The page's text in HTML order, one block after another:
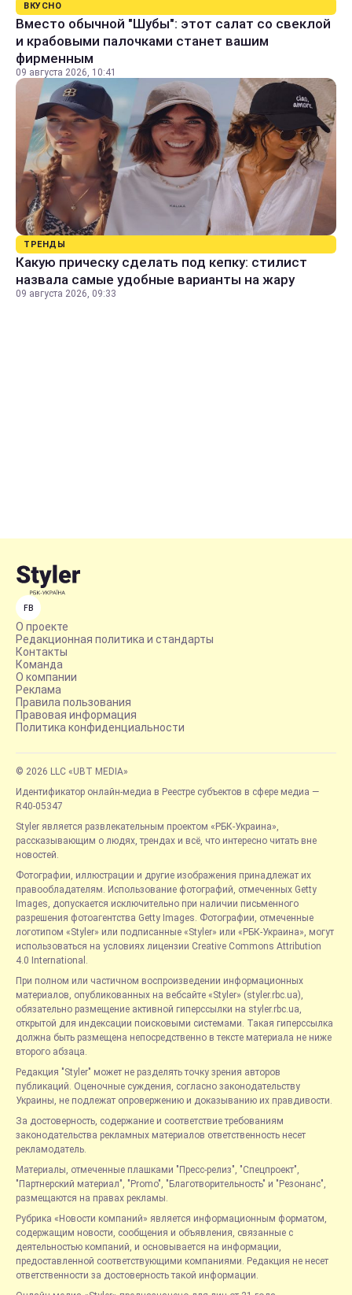
ВКУСНО
Вместо обычной "Шубы": этот салат со свеклой
и крабовыми палочками станет вашим
фирменным
09 августа 2026, 10:41
ТРЕНДЫ
Какую прическу сделать под кепку: стилист
назвала самые удобные варианты на жару
09 августа 2026, 09:33
FB
О проекте
Редакционная политика и стандарты
Контакты
Команда
О компании
Реклама
Правила пользования
Правовая информация
Политика конфиденциальности
© 2026 LLC «UBT MEDIA»
Идентификатор онлайн-медиа в Реестре субъектов в сфере медиа —
R40-05347
Styler является развлекательным проектом «РБК-Украина»,
рассказывающим о людях, трендах и всё, что интересно читать вне
новостей.
Фотографии, иллюстрации и другие изображения принадлежат их
правообладателям. Использование фотографий, отмеченных Getty
Images, допускается исключительно при наличии письменного
разрешения фотоагентства Getty Images. Фотографии, отмеченные
логотипом «Styler» или подписанные «Styler» или «РБК-Украина», могут
использоваться на условиях лицензии Creative Commons Attribution
4.0 International.
При полном или частичном воспроизведении информационных
материалов, опубликованных на вебсайте «Styler» (styler.rbc.ua),
обязательно размещение активной гиперссылки на styler.rbc.ua,
открытой для индексации поисковыми системами. Такая гиперссылка
должна быть размещена непосредственно в тексте материала не ниже
второго абзаца.
Редакция "Styler" может не разделять точку зрения авторов
публикаций. Оценочные суждения, согласно законодательству
Украины, не подлежат опровержению и доказыванию их правдивости.
За достоверность, содержание и соответствие требованиям
законодательства рекламных материалов ответственность несет
рекламодатель.
Материалы, отмеченные плашками "Пресс-релиз", "Спецпроект",
"Партнерский материал", "Promo", "Благотворительность" и "Резонанс",
размещаются на правах рекламы.
Рубрика «Новости компаний» является информационным форматом,
содержащим новости, сообщения и объявления, связанные с
деятельностью компаний, и основывается на информации,
предоставленной соответствующими компаниями. Редакция не несет
ответственности за достоверность такой информации.